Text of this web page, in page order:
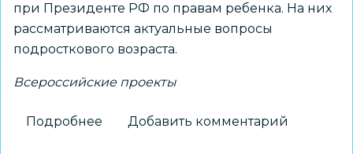
при Президенте РФ по правам ребенка. На них
рассматриваются актуальные вопросы
подросткового возраста.
Всероссийские проекты
Подробнее Добавить комментарий